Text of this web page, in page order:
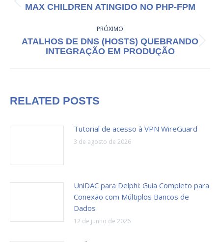
POST:
Post
MAX CHILDREN ATINGIDO NO PHP-FPM
PRÓXIMO
Próximo
post:
ATALHOS DE DNS (HOSTS) QUEBRANDO
INTEGRAÇÃO EM PRODUÇÃO
RELATED POSTS
Tutorial de acesso à VPN WireGuard
3 de agosto de 2026
UniDAC para Delphi: Guia Completo para
Conexão com Múltiplos Bancos de
Dados
12 de junho de 2026